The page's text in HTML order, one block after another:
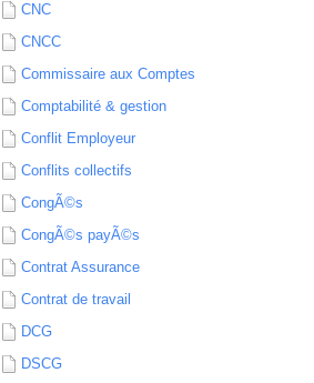
CNC
CNCC
Commissaire aux Comptes
Comptabilité & gestion
Conflit Employeur
Conflits collectifs
CongÃ©s
CongÃ©s payÃ©s
Contrat Assurance
Contrat de travail
DCG
DSCG